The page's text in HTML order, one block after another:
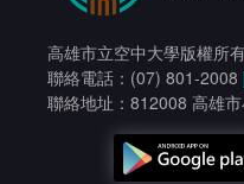
高雄市立空中大學版權所
聯絡電話：(07) 801-2008
聯絡地址：812008 高雄